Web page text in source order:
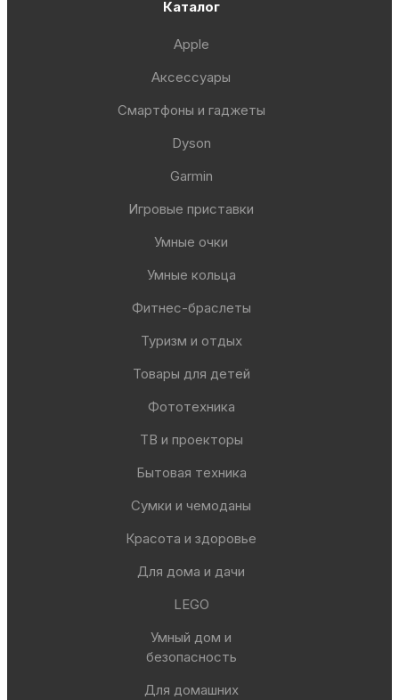
Каталог
Apple
Аксессуары
Смартфоны и гаджеты
Dyson
Garmin
Игровые приставки
Умные очки
Умные кольца
Фитнес-браслеты
Туризм и отдых
Товары для детей
Фототехника
ТВ и проекторы
Бытовая техника
Сумки и чемоданы
Красота и здоровье
Для дома и дачи
LEGO
Умный дом и
безопасность
Для домашних